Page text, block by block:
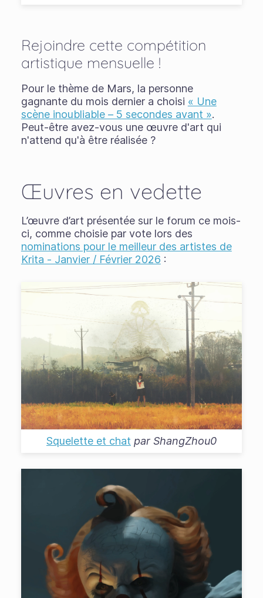
Rejoindre cette compétition
artistique mensuelle !
Pour le thème de Mars, la personne
gagnante du mois dernier a choisi « Une
scène inoubliable – 5 secondes avant ».
Peut-être avez-vous une œuvre d'art qui
n'attend qu'à être réalisée ?
Œuvres en vedette
L’œuvre d’art présentée sur le forum ce mois-
ci, comme choisie par vote lors des
nominations pour le meilleur des artistes de
Krita - Janvier / Février 2026 :
Squelette et chat par ShangZhou0